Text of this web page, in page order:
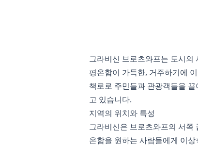
그라비신 브로츠와프는 도시의
평온함이 가득한, 거주하기에
책로로 주민들과 관광객들을
고 있습니다.
지역의 위치와 특성
그라비신은 브로츠와프의 서쪽
온함을 원하는 사람들에게 이